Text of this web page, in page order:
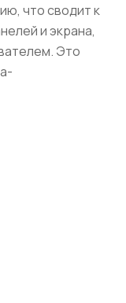
что сводит к
и экрана,
Это